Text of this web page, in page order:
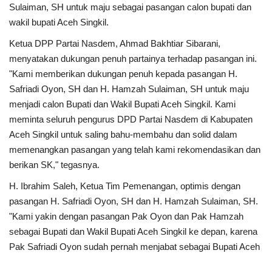
Sulaiman, SH untuk maju sebagai pasangan calon bupati dan
wakil bupati Aceh Singkil.
Ketua DPP Partai Nasdem, Ahmad Bakhtiar Sibarani,
menyatakan dukungan penuh partainya terhadap pasangan ini.
"Kami memberikan dukungan penuh kepada pasangan H.
Safriadi Oyon, SH dan H. Hamzah Sulaiman, SH untuk maju
menjadi calon Bupati dan Wakil Bupati Aceh Singkil. Kami
meminta seluruh pengurus DPD Partai Nasdem di Kabupaten
Aceh Singkil untuk saling bahu-membahu dan solid dalam
memenangkan pasangan yang telah kami rekomendasikan dan
berikan SK," tegasnya.
H. Ibrahim Saleh, Ketua Tim Pemenangan, optimis dengan
pasangan H. Safriadi Oyon, SH dan H. Hamzah Sulaiman, SH.
"Kami yakin dengan pasangan Pak Oyon dan Pak Hamzah
sebagai Bupati dan Wakil Bupati Aceh Singkil ke depan, karena
Pak Safriadi Oyon sudah pernah menjabat sebagai Bupati Aceh